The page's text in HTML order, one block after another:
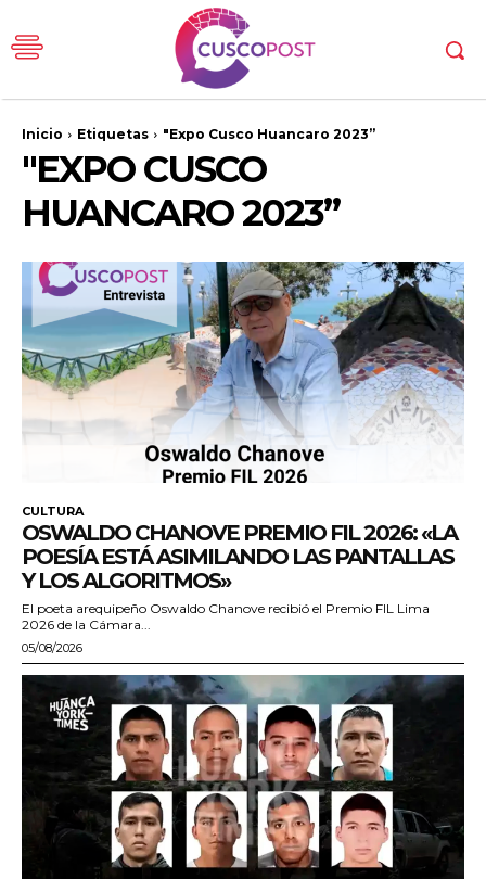
Inicio Etiquetas "Expo Cusco Huancaro 2023”
"EXPO CUSCO
HUANCARO 2023”
CULTURA
OSWALDO CHANOVE PREMIO FIL 2026: «LA
POESÍA ESTÁ ASIMILANDO LAS PANTALLAS
Y LOS ALGORITMOS»
El poeta arequipeño Oswaldo Chanove recibió el Premio FIL Lima
2026 de la Cámara...
05/08/2026